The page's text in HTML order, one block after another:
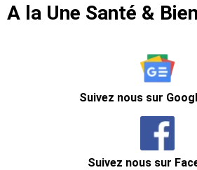
A la Une Santé &
Suivez nous sur
Suivez nous sur